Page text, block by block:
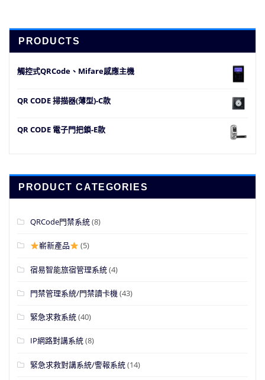
PRODUCTS
觸控式QRCode、Mifare感應主機
QR CODE 掃描器(薄型)-C款
QR CODE 電子門把鎖-E款
PRODUCT CATEGORIES
QRCode門禁系統(8)
嶄新產品 (5)
宿易智能旅宿管理系統(4)
門禁管理系統/門禁讀卡機(43)
緊急求救系統(40)
IP網路對講系統(8)
緊急求救對講系統/警報系統(14)